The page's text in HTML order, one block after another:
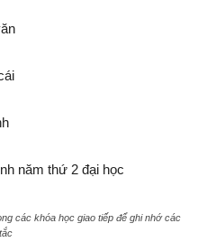
năm thứ 2 đại học
các khóa học giao tiếp để ghi nhớ các